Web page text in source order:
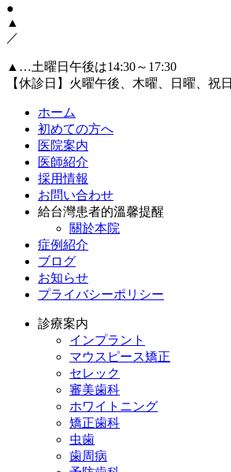
●
▲
／
▲…土曜日午後は14:30～17:30
【休診日】火曜午後、木曜、日曜、祝日
ホーム
初めての方へ
医院案内
医師紹介
採用情報
お問い合わせ
給台灣患者的溫馨提醒
關於本院
症例紹介
ブログ
お知らせ
プライバシーポリシー
診療案内
インプラント
マウスピース矯正
セレック
審美歯科
ホワイトニング
矯正歯科
虫歯
歯周病